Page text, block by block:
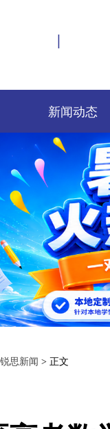
|
新闻动态
锐思新闻 > 正文